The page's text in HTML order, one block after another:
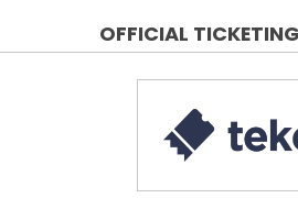
OFFICIAL